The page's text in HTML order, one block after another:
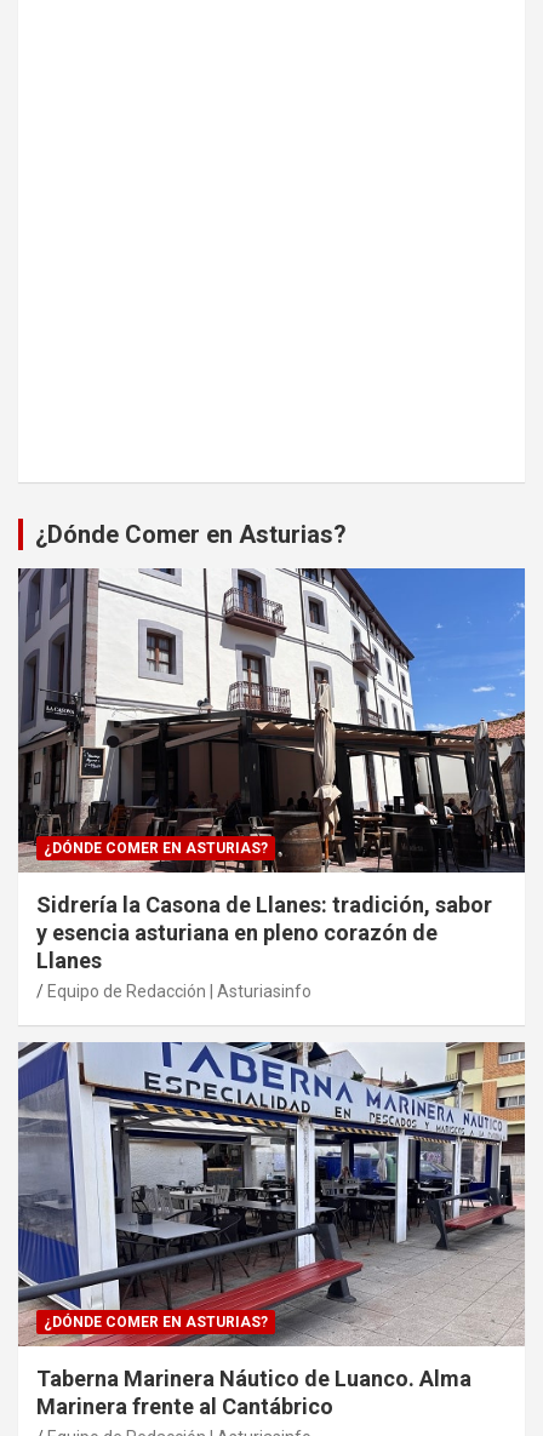
¿Dónde Comer en Asturias?
¿DÓNDE COMER EN ASTURIAS?
Sidrería la Casona de Llanes: tradición, sabor
y esencia asturiana en pleno corazón de
Llanes
Equipo de Redacción | Asturiasinfo
¿DÓNDE COMER EN ASTURIAS?
Taberna Marinera Náutico de Luanco. Alma
Marinera frente al Cantábrico